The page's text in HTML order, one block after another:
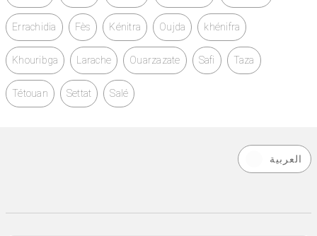
Errachidia Fès Kénitra Oujda khénifra
Khouribga Larache Ouarzazate Safi Taza
Tétouan Settat Salé
العربية